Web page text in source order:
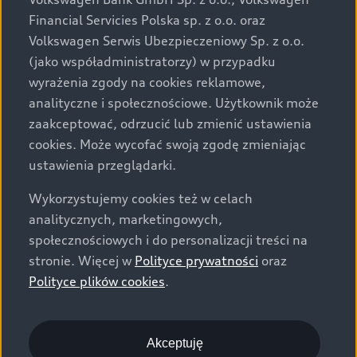
za dopłatą. Wiążące ustalenie ceny, wyposażenia i
specyfikacji pojazdu następują w umowie sprzedaży, a
określenie parametrów technicznych zawiera
świadectwo homologacji typu pojazdu. Zastrzegamy
sobie prawo do zmian i pomyłek. Wszelkie informacje
prezentowane na stronie są aktualne na dzień ich
zamieszczania. W celu uzyskania najnowszych
informacji prosimy kontaktować się z Partnerem Marki
Audi.
Wszystkie produkowane obecnie samochody marki Audi
są wykonywane z materiałów spełniających pod
względem możliwości odzysku i recyklingu wymagania
określone w normie ISO 22628 i są zgodne z
europejskimi świadectwami homologacji wydanymi wg
o.o. podlega obowiązkowi zapewnienia wszystkim
użytkownikom samochodów marki Volkswagen sieci
Financial Servicies Polska sp. z o.o. oraz
Volkswagen Serwis Ubezpieczeniowy Sp. z o.o.
(jako współadministratorzy) w przypadku
wyrażenia zgody na cookies reklamowe,
analityczne i społecznościowe. Użytkownik może
zaakceptować, odrzucić lub zmienić ustawienia
cookies. Może wycofać swoją zgodę zmieniając
ustawienia przeglądarki.
Wykorzystujemy cookies też w celach
analitycznych, marketingowych,
społecznościowych i do personalizacji treści na
stronie. Więcej w Polityce prywatności oraz
Polityce plików cookies.
Akceptuję